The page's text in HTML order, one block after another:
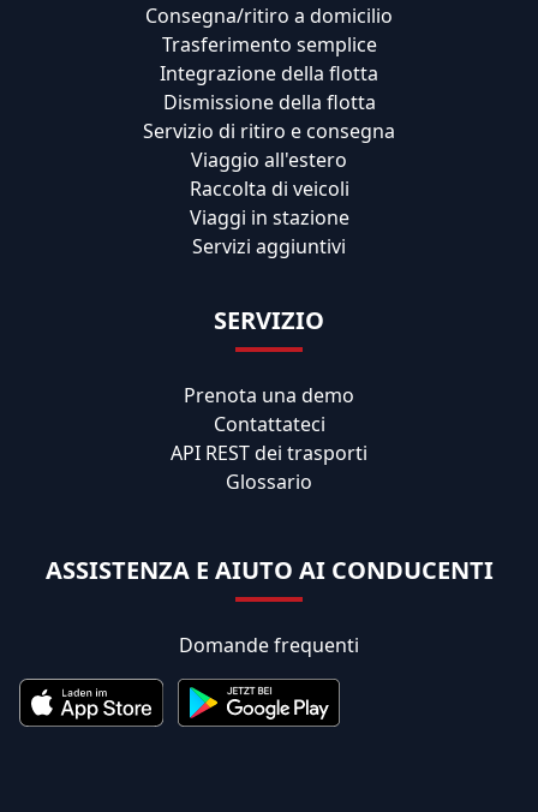
Consegna/ritiro a domicilio
Trasferimento semplice
Integrazione della flotta
Dismissione della flotta
Servizio di ritiro e consegna
Viaggio all'estero
Raccolta di veicoli
Viaggi in stazione
Servizi aggiuntivi
SERVIZIO
Prenota una demo
Contattateci
API REST dei trasporti
Glossario
ASSISTENZA E AIUTO AI CONDUCENTI
Domande frequenti